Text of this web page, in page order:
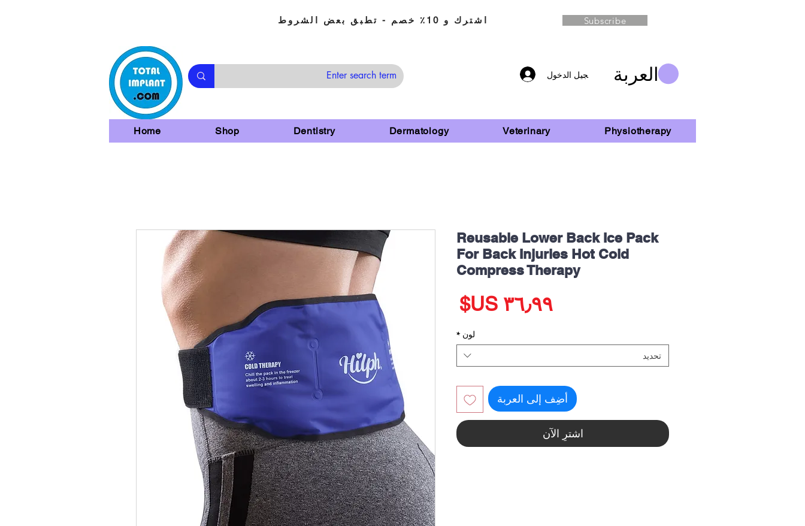
اشترك و 10٪ خصم - تطبق بعض الشروط Subscribe
تسجيل الدخول العربة
Home Shop Dentistry Dermatology Veterinary Physiotherapy
Reusable Lower Back Ice Pack
For Back Injuries Hot Cold
Compress Therapy
لون *
تحديد
أضِف إلى العربة
اشترِ الآن